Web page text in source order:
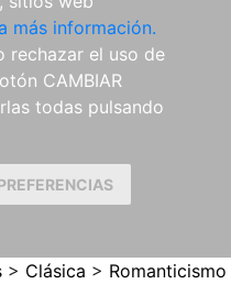
más información.
rechazar el uso de
CAMBIAR
todas pulsando
> Clásica > Romanticismo